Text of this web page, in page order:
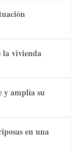
la vivienda
y amplía su
en una